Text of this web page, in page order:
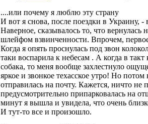
....или почему я люблю эту страну
И вот я снова, после поездки в Украину,
Наверное, сказывалось то, что
шлейфом взвинченности. Впрочем,
Когда я опять проснулась под звон
таки воспарила к небесам . А когда в
собака, то меня вообще захлестнуло
яркое и звонкое техасское утро! Но
отправилась на почту. Кажется, ничто не
предусмотрительно припарковалась на
минут я вышла и увидела, что очень
И тут-то все и произошло.